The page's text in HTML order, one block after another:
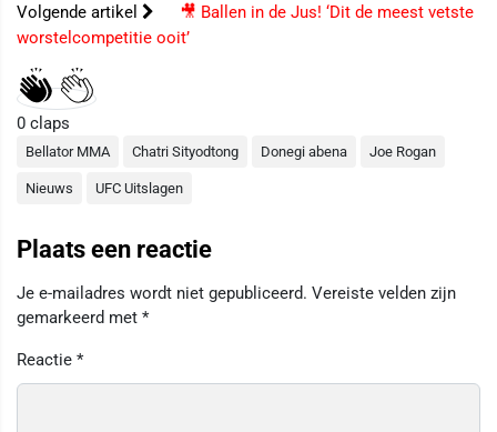
Volgende artikel
🎥 Ballen in de Jus! ‘Dit de meest vetste
worstelcompetitie ooit’
0 claps
Bellator MMA Chatri Sityodtong Donegi abena Joe Rogan
Nieuws UFC Uitslagen
Plaats een reactie
Je e-mailadres wordt niet gepubliceerd. Vereiste velden zijn
gemarkeerd met *
Reactie *